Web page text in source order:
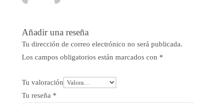
Añadir una reseña
Tu dirección de correo electrónico no será publicada.
Los campos obligatorios están marcados con *
Tu valoración
Tu reseña *